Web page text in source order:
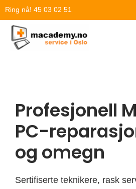
Hopp
innholdet
Ring nå! 45 03 02 51
Profesjonell
PC-
og omegn
Sertifiserte teknikere, rask